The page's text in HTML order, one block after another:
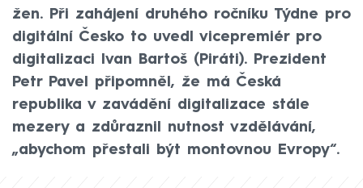
žen. Při zahájení druhého ročníku Týdne pro
digitální Česko to uvedl vicepremiér pro
digitalizaci Ivan Bartoš (Piráti). Prezident
Petr Pavel připomněl, že má Česká
republika v zavádění digitalizace stále
mezery a zdůraznil nutnost vzdělávání,
„abychom přestali být montovnou Evropy“.